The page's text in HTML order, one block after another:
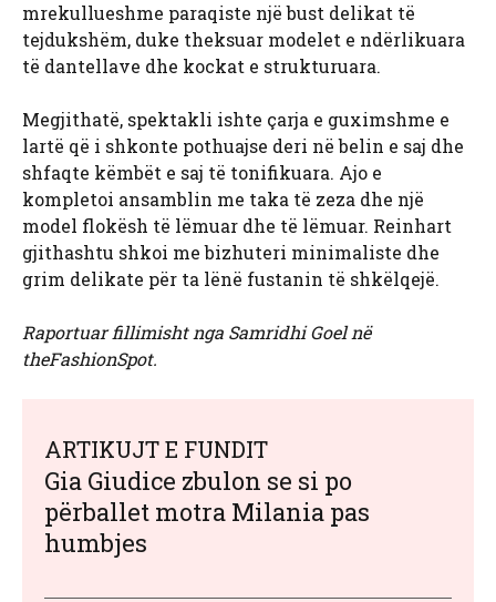
mrekullueshme paraqiste një bust delikat të
tejdukshëm, duke theksuar modelet e ndërlikuara
të dantellave dhe kockat e strukturuara.
Megjithatë, spektakli ishte çarja e guximshme e
lartë që i shkonte pothuajse deri në belin e saj dhe
shfaqte këmbët e saj të tonifikuara. Ajo e
kompletoi ansamblin me taka të zeza dhe një
model flokësh të lëmuar dhe të lëmuar. Reinhart
gjithashtu shkoi me bizhuteri minimaliste dhe
grim delikate për ta lënë fustanin të shkëlqejë.
Raportuar fillimisht nga Samridhi Goel në
theFashionSpot.
ARTIKUJT E FUNDIT
Gia Giudice zbulon se si po
përballet motra Milania pas
humbjes